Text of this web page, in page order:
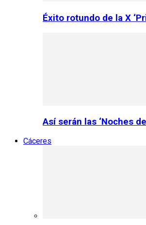
Éxito rotundo de la X
Así serán las ‘Noches
Cáceres